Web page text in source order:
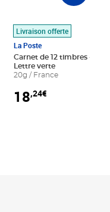
au panier
Livraison offerte
La Poste
Carnet de 12 timbres - Le
Lettre verte
20g / France
18,24€